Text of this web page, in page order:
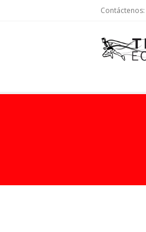
Contáctenos: